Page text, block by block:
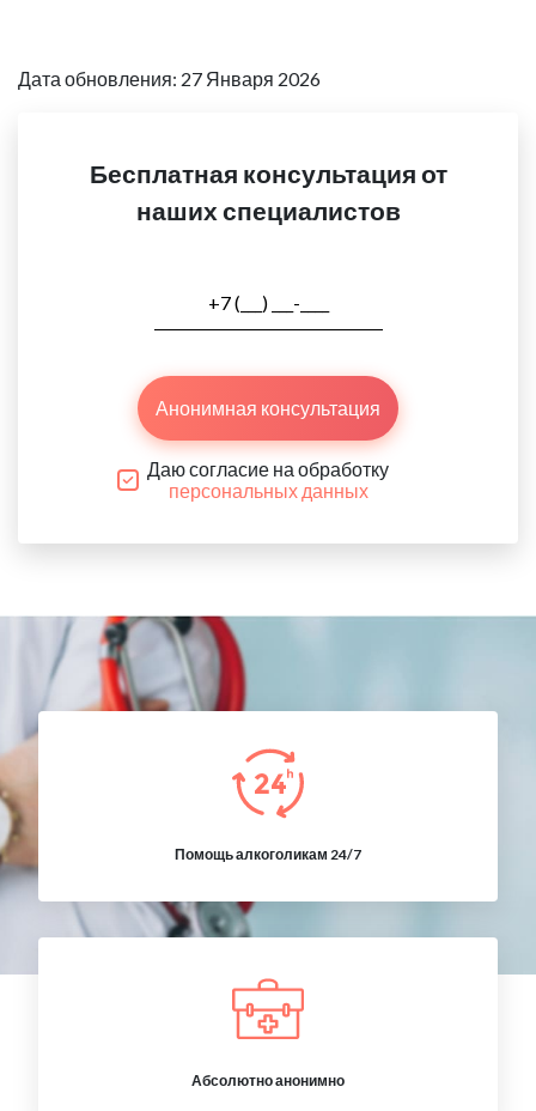
Дата обновления: 27 Января 2026
Бесплатная консультация от
наших специалистов
Анонимная консультация
Даю согласие на обработку
персональных данных
Помощь алкоголикам 24/7
Абсолютно анонимно